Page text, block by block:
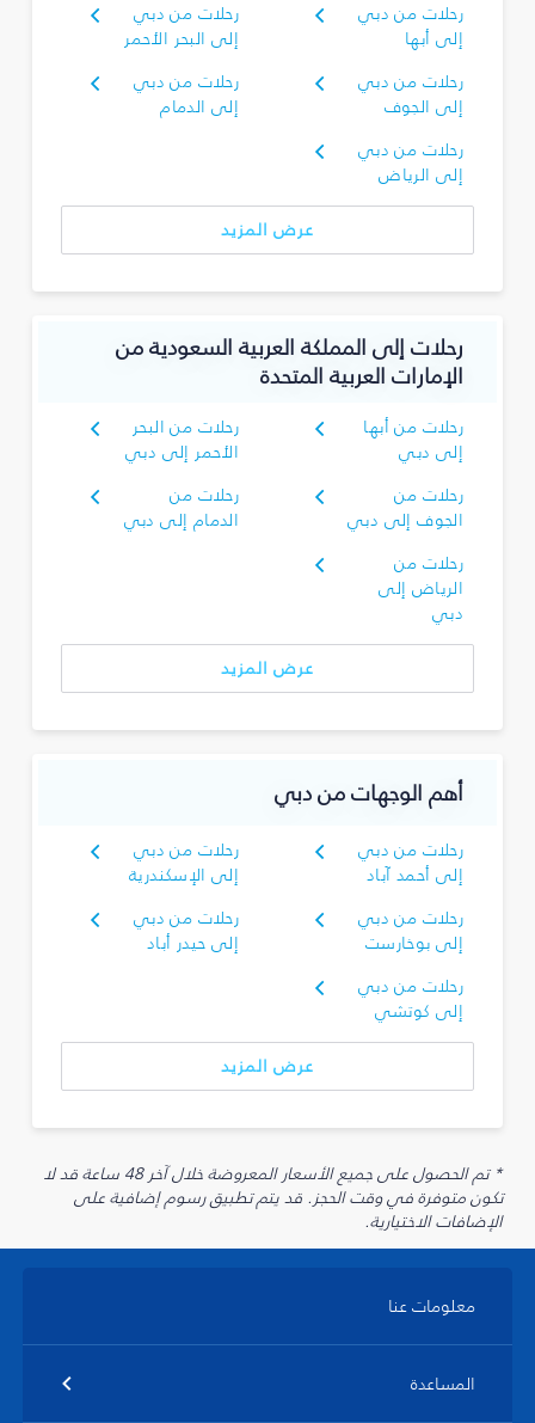
رحلات من دبي
إلى أبها
رحلات من دبي
إلى البحر الأحمر
رحلات من دبي
إلى الجوف
رحلات من دبي
إلى الدمام
رحلات من دبي
إلى الرياض
عرض المزيد
رحلات إلى المملكة العربية السعودية من
الإمارات العربية المتحدة
رحلات من أبها
إلى دبي
رحلات من البحر
الأحمر إلى دبي
رحلات من
الجوف إلى دبي
رحلات من
الدمام إلى دبي
رحلات من
الرياض إلى
دبي
عرض المزيد
أهم الوجهات من دبي
رحلات من دبي
إلى أحمد آباد
رحلات من دبي
إلى الإسكندرية
رحلات من دبي
إلى بوخارست
رحلات من دبي
إلى حيدر أباد
رحلات من دبي
إلى كوتشي
عرض المزيد
* تم الحصول على جميع الأسعار المعروضة خلال آخر 48 ساعة قد لا
تكون متوفرة في وقت الحجز. قد يتم تطبيق رسوم إضافية على
الإضافات الاختيارية.
معلومات عنا
المساعدة